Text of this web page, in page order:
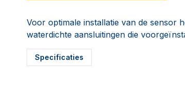
Voor optimale installatie van de sensor
waterdichte aansluitingen die
Specificaties